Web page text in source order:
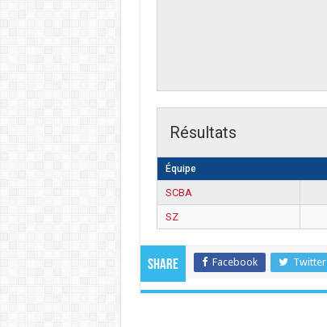
Résultats
Équipe
SCBA
SZ
Share Facebook Twitter